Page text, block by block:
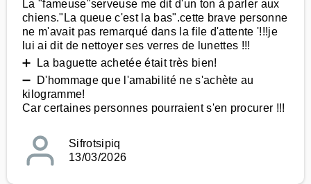
La "fameuse"serveuse me dit d'un ton à parler aux
chiens."La queue c'est la bas".cette brave personne
ne m'avait pas remarqué dans la file d'attente '!!!je
lui ai dit de nettoyer ses verres de lunettes !!!
➕ La baguette achetée était très bien!
➖ D'hommage que l'amabilité ne s'achète au
kilogramme!
Car certaines personnes pourraient s'en procurer !!!
Sifrotsipiq
13/03/2026